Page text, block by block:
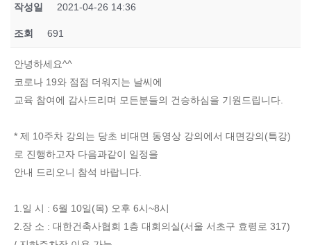
작성일 2021-04-26 14:36
조회 691
안녕하세요^^
코로나 19와 점점 더워지는 날씨에
교육 참여에 감사드리며 모든분들의 건승하심을 기원드립니다.
* 제 10주차 강의는 당초 비대면 동영상 강의에서 대면강의(특강)
로 진행하고자 다음과같이 일정을
안내 드리오니 참석 바랍니다.
1.일 시 : 6월 10일(목) 오후 6시~8시
2.장 소 : 대한건축사협회 1층 대회의실(서울 서초구 효령로 317)